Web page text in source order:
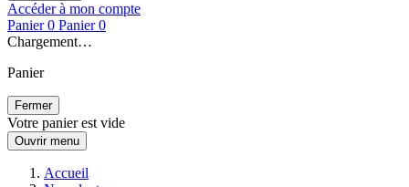
Accéder à mon compte
Panier 0 Panier 0
Chargement…
Panier
Fermer
Votre panier est vide
Ouvrir menu
Accueil